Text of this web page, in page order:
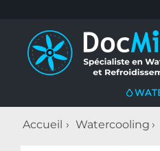
Accueil Watercooling